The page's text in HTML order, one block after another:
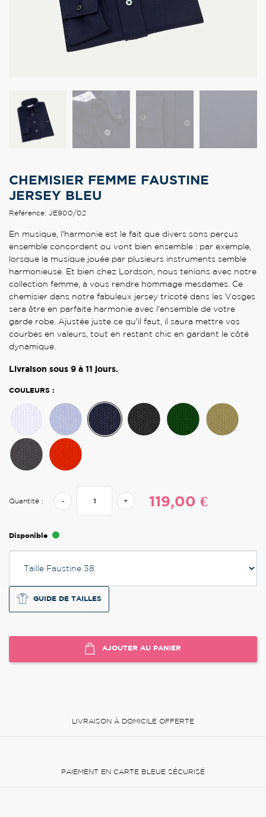
CHEMISIER FEMME FAUSTINE
JERSEY BLEU
Référence: JE900/02
En musique, l'harmonie est le fait que divers sons perçus
ensemble concordent ou vont bien ensemble : par exemple,
lorsque la musique jouée par plusieurs instruments semble
harmonieuse. Et bien chez Lordson, nous tenions avec notre
collection femme, à vous rendre hommage mesdames. Ce
chemisier dans notre fabuleux jersey tricoté dans les Vosges
sera être en parfaite harmonie avec l'ensemble de votre
garde robe. Ajustée juste ce qu'il faut, il saura mettre vos
courbes en valeurs, tout en restant chic en gardant le côté
dynamique.
Livraison sous 9 à 11 jours.
COULEURS :
Quantité : - + 119,00 €
Disponible
GUIDE DE TAILLES
AJOUTER AU PANIER
LIVRAISON À DOMICILE OFFERTE
PAIEMENT EN CARTE BLEUE SÉCURISÉ